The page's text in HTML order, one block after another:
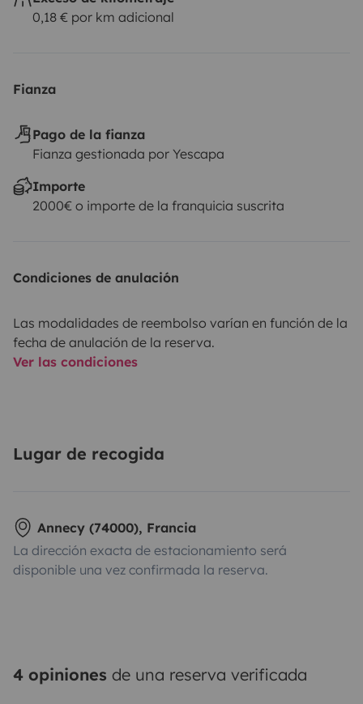
0,18 € por km adicional
Fianza
Pago de la fianza
Fianza gestionada por Yescapa
Importe
2000€ o importe de la franquicia suscrita
Condiciones de anulación
Las modalidades de reembolso varían en función de la
fecha de anulación de la reserva.
Ver las condiciones
Lugar de recogida
Annecy (74000), Francia
La dirección exacta de estacionamiento será
disponible una vez confirmada la reserva.
4 opiniones de una reserva verificada